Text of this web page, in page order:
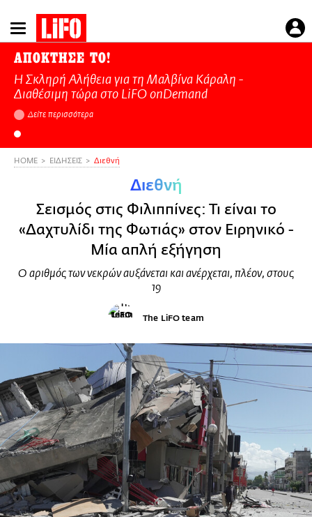
Παράκαμψη
προς
κυρίως
περιεχόμενο
ΑΠΟΚΤΗΣΕ ΤΟ!
Η Σκληρή Αλήθεια για τη Μαλβίνα Κάραλη -
Διαθέσιμη τώρα στo LiFO onDemand
Δείτε περισσότερα
HOME ΕΙΔΗΣΕΙΣ Διεθνή
Διεθνή
Σεισμός στις Φιλιππίνες: Τι είναι το
«Δαχτυλίδι της Φωτιάς» στον Ειρηνικό -
Μία απλή εξήγηση
Ο αριθμός των νεκρών αυξάνεται και ανέρχεται, πλέον, στους
19
The LiFO team